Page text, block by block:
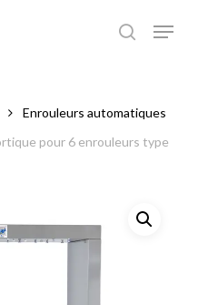
Enrouleurs automatiques
pour 6 enrouleurs type